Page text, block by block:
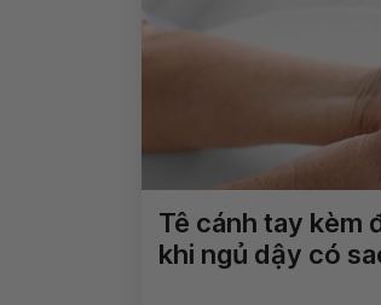
Tê cánh tay kèm
khi ngủ dậy có